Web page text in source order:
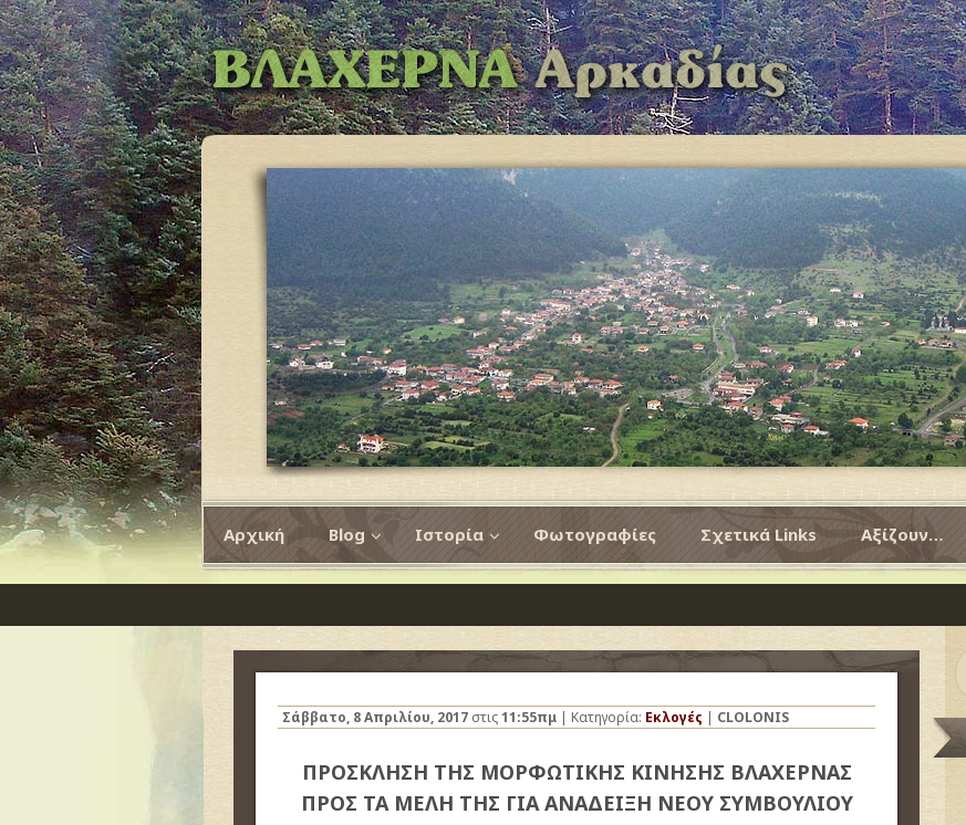
Αρχική Blog Ιστορία Φωτογραφίες Σχετικά Links Αξίζουν…
Σάββατο, 8 Απριλίου, 2017 στις11:55πμ | Κατηγορία: Εκλογές | CLOLONIS
ΠΡΟΣΚΛΗΣΗ ΤΗΣ ΜΟΡΦΩΤΙΚΗΣ ΚΙΝΗΣΗΣ ΒΛΑΧΕΡΝΑΣ
ΠΡΟΣ ΤΑ ΜΕΛΗ ΤΗΣ ΓΙΑ ΑΝΑΔΕΙΞΗ ΝΕΟΥ ΣΥΜΒΟΥΛΙΟΥ